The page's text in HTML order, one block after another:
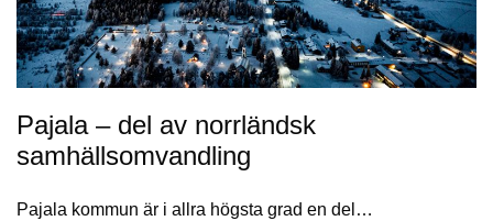
Pajala – del av norrländsk
samhällsomvandling
Pajala kommun är i allra högsta grad en del…